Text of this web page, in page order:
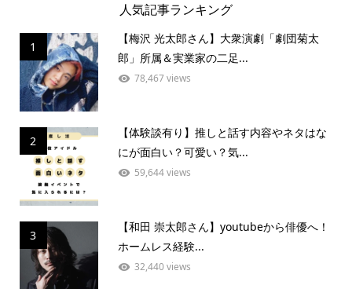
人気記事ランキング
1
【梅沢 光太郎さん】大衆演劇「劇団菊太
郎」所属＆実業家の二足...
78,467 views
2
【体験談有り】推しと話す内容やネタはな
にが面白い？可愛い？気...
59,644 views
3
【和田 崇太郎さん】youtubeから俳優へ！
ホームレス経験...
32,440 views